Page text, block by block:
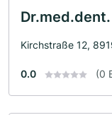
Kirchstraße 12,
0.0 (0